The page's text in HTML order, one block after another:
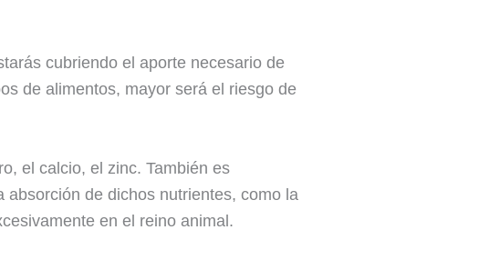
cubriendo el aporte necesario de
de alimentos, mayor será el riesgo de
el calcio, el zinc. También es
de dichos nutrientes, como la
en el reino animal.